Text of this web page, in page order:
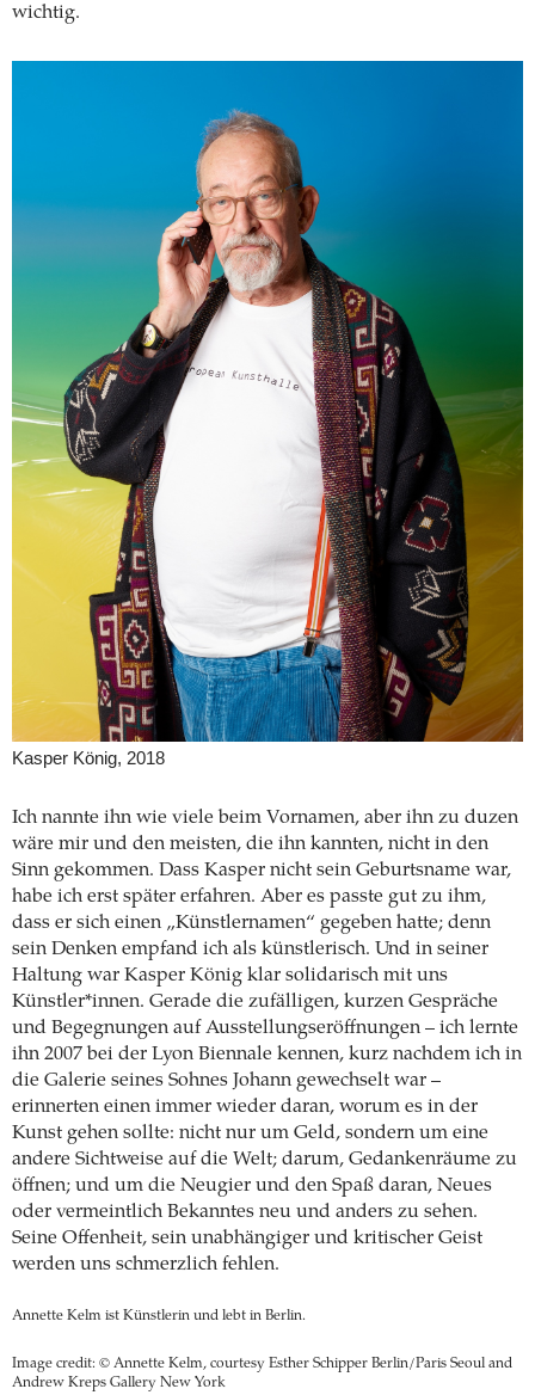
wichtig.
Kasper König, 2018
Ich nannte ihn wie viele beim Vornamen, aber ihn zu duzen
wäre mir und den meisten, die ihn kannten, nicht in den
Sinn gekommen. Dass Kasper nicht sein Geburtsname war,
habe ich erst später erfahren. Aber es passte gut zu ihm,
dass er sich einen „Künstlernamen“ gegeben hatte; denn
sein Denken empfand ich als künstlerisch. Und in seiner
Haltung war Kasper König klar solidarisch mit uns
Künstler*innen. Gerade die zufälligen, kurzen Gespräche
und Begegnungen auf Ausstellungseröffnungen – ich lernte
ihn 2007 bei der Lyon Biennale kennen, kurz nachdem ich in
die Galerie seines Sohnes Johann gewechselt war –
erinnerten einen immer wieder daran, worum es in der
Kunst gehen sollte: nicht nur um Geld, sondern um eine
andere Sichtweise auf die Welt; darum, Gedankenräume zu
öffnen; und um die Neugier und den Spaß daran, Neues
oder vermeintlich Bekanntes neu und anders zu sehen.
Seine Offenheit, sein unabhängiger und kritischer Geist
werden uns schmerzlich fehlen.
Annette Kelm ist Künstlerin und lebt in Berlin.
Image credit: © Annette Kelm, courtesy Esther Schipper Berlin/Paris Seoul and
Andrew Kreps Gallery New York